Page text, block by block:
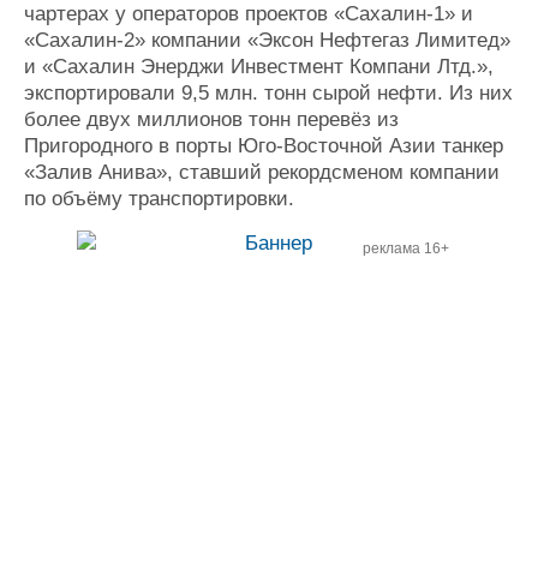
чартерах у операторов проектов «Сахалин-1» и
«Сахалин-2» компании «Эксон Нефтегаз Лимитед»
и «Сахалин Энерджи Инвестмент Компани Лтд.»,
экспортировали 9,5 млн. тонн сырой нефти. Из них
более двух миллионов тонн перевёз из
Пригородного в порты Юго-Восточной Азии танкер
«Залив Анива», ставший рекордсменом компании
по объёму транспортировки.
реклама 16+